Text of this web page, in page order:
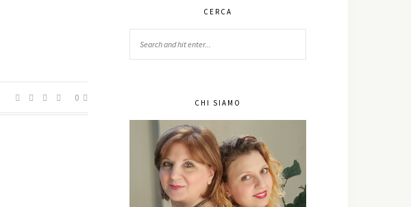
0
CERCA
CHI SIAMO